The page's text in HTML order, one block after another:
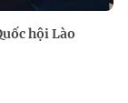
hội Lào